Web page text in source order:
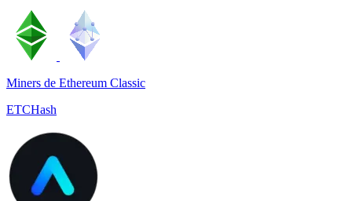
Miners de Ethereum Classic
ETCHash